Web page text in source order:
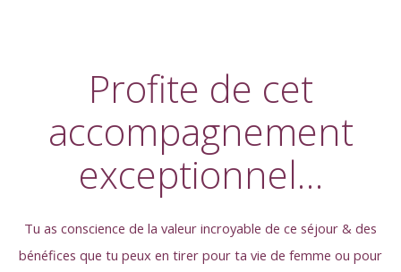
Profite de cet
accompagnement
exceptionnel…
Tu as conscience de la valeur incroyable de ce séjour & des
bénéfices que tu peux en tirer pour ta vie de femme ou pour